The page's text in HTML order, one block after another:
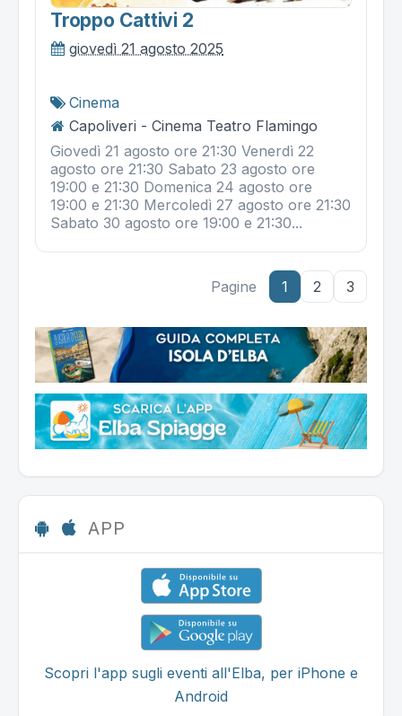
Troppo Cattivi 2
giovedì 21 agosto 2025
Cinema
Capoliveri - Cinema Teatro Flamingo
Giovedì 21 agosto ore 21:30 Venerdì 22
agosto ore 21:30 Sabato 23 agosto ore
19:00 e 21:30 Domenica 24 agosto ore
19:00 e 21:30 Mercoledì 27 agosto ore 21:30
Sabato 30 agosto ore 19:00 e 21:30...
Pagine 1 2 3
APP
Scopri l'app sugli eventi all'Elba, per iPhone e
Android